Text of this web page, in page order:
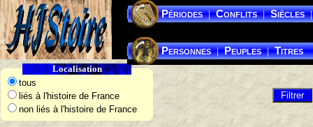
Périodes | Conflits | Siècles |
Personnes | Peuples | Titres
Localisation
tous
liés à l'histoire de France
non liés à l'histoire de France